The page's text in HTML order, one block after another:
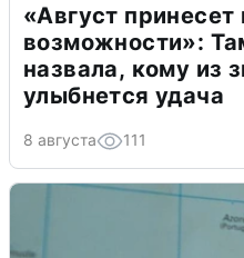
«Август принесет
возможности»:
назвала, кому из
улыбнется удача
8 августа 111